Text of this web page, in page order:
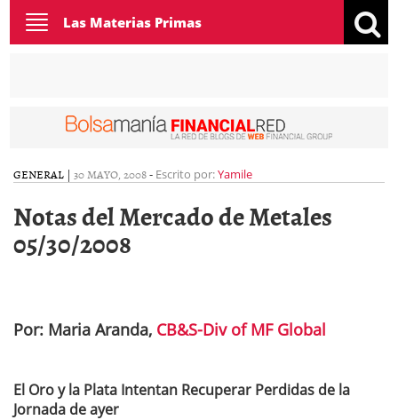
Toggle
navigation
Las Materias Primas
GENERAL | 30 MAYO, 2008- Escrito por:Yamile
Notas del Mercado de Metales
05/30/2008
Por: Maria Aranda, CB&S-Div of MF Global
El Oro y la Plata Intentan Recuperar Perdidas de la
Jornada de ayer